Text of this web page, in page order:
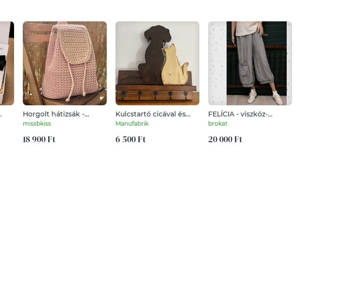
Horgolt hátizsák -
púder-lazac
missbkiss
18 900 Ft
Kulcstartó cicával és
kutyával
Manufabrik
6 500 Ft
FELÍCIA - viszkóz-
selyem gömb-nadrág
brokat
20 000 Ft